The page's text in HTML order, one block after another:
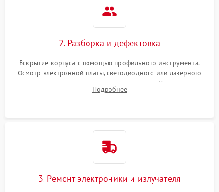
2. Разборка и дефектовка
Вскрытие корпуса с помощью профильного инструмента.
Осмотр электронной платы, светодиодного или лазерного
излучателя, а также механизма выверки. Проверка
уплотнительных прокладок и выявление следов окисления
Подробнее
3. Ремонт электроники и излучателя